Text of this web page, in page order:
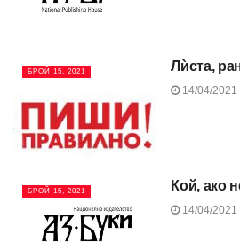
БРОЙ 15, 2021 Лѝста,
14/04/2021
БРОЙ 15, 2021 Кой, ако
14/04/2021